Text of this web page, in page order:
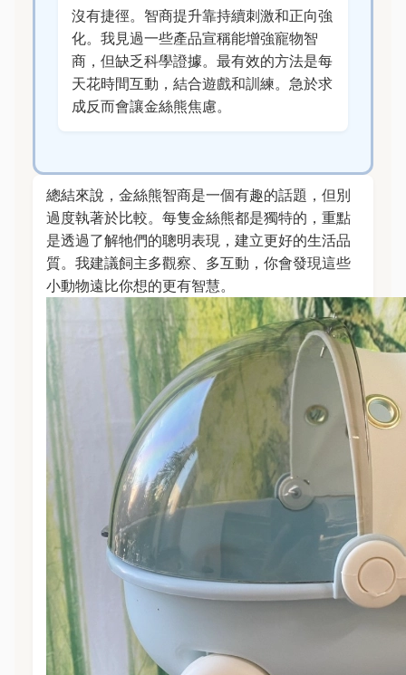
沒有捷徑。智商提升靠持續刺激和正向強
化。我見過一些產品宣稱能增強寵物智
商，但缺乏科學證據。最有效的方法是每
天花時間互動，結合遊戲和訓練。急於求
成反而會讓金絲熊焦慮。
總結來說，金絲熊智商是一個有趣的話題，但別
過度執著於比較。每隻金絲熊都是獨特的，重點
是透過了解牠們的聰明表現，建立更好的生活品
質。我建議飼主多觀察、多互動，你會發現這些
小動物遠比你想的更有智慧。